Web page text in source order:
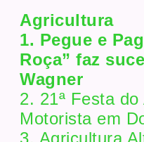
Agricultura
1. Pegue e
Roça” faz
Wagner
2. 21ª Festa
Motorista em